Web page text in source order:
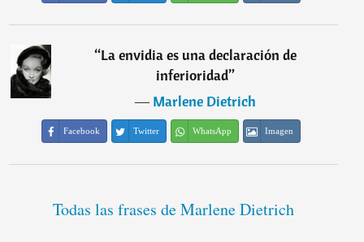
“La envidia es una declaración de
inferioridad”
―Marlene Dietrich
Facebook Twitter WhatsApp Imagen
Todas las frases de Marlene Dietrich